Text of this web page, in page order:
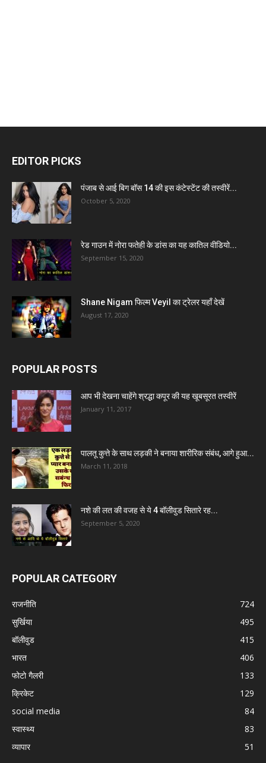
EDITOR PICKS
पंजाब से आई बिग बॉस 14 की इस कंटेस्टेंट की तस्वीरें...
October 5, 2020
रेड गाउन में नोरा फतेही के डांस का यह कातिल वीडियो...
September 15, 2020
Shane Nigam फिल्म Veyil का ट्रेलर यहाँ देखें
August 17, 2020
POPULAR POSTS
आप भी देखना चाहेंगे श्रद्धा कपूर की यह खूबसूरत तस्वीरें
January 11, 2017
पालतू कुत्ते के साथ लड़की ने बनाया शारीरिक संबंध, आगे हुआ...
March 11, 2018
नशे की लत की वजह से ये 4 बॉलीवुड सितारे रह...
September 5, 2020
POPULAR CATEGORY
राजनीति
724
सुर्खिया
495
बॉलीवुड
415
भारत
406
फोटो गैलरी
133
क्रिकेट
129
social media
84
स्वास्थ्य
83
व्यापार
51